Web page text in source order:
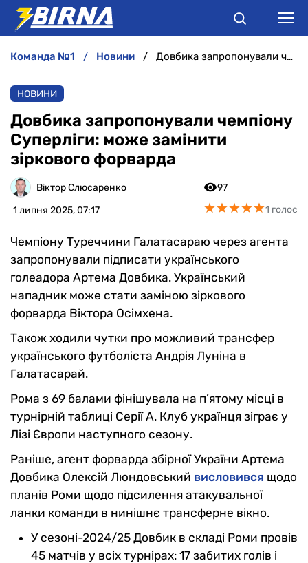
АНАЛІТИКА
ІНТЕРВ'Ю
РІЗНЕ
команда №1 новини Довбика запропонували чемпіону Суперліги: може замінити зіркового форварда
НОВИНИ
Довбика запропонували чемпіону
Суперліги: може замінити
зіркового форварда
Віктор Слюсаренко
1 липня 2025, 07:17
97
★★★★★
★★★★★1 голос
Чемпіону Туреччини Галатасараю через агента
запропонували підписати українського
голеадора Артема Довбика. Український
нападник може стати заміною зіркового
форварда Віктора Осімхена.
Також ходили чутки про можливий трансфер
українського футболіста Андрія Луніна в
Галатасарай.
Рома з 69 балами фінішувала на п’ятому місці в
турнірній таблиці Серії А. Клуб українця зіграє у
Лізі Європи наступного сезону.
Раніше, агент форварда збірної України Артема
Довбика Олексій Люндовський висловився щодо
планів Роми щодо підсилення атакувальної
ланки команди в нинішнє трансферне вікно.
У сезоні-2024/25 Довбик в складі Роми провів
45 матчів у всіх турнірах: 17 забитих голів і